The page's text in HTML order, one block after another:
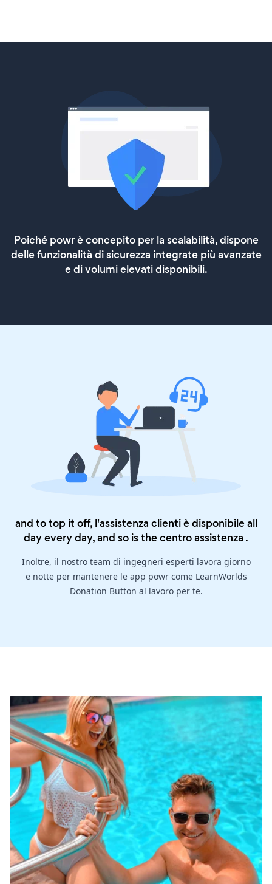
Poiché powr è concepito per la scalabilità, dispone
delle funzionalità di sicurezza integrate più avanzate
e di volumi elevati disponibili.
and to top it off, l'assistenza clienti è disponibile all
day every day, and so is thecentro assistenza .
Inoltre, il nostro team di ingegneri esperti lavora giorno
e notte per mantenere le app powr come LearnWorlds
Donation Button al lavoro per te.